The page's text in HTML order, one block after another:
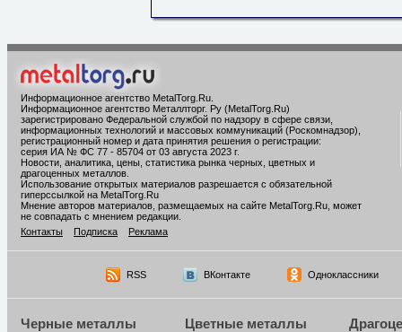
Информационное агентство MetalTorg.Ru
Информационное агентство Металлторг. Ру (MetalTorg.Ru)
зарегистрировано Федеральной службой по надзору в сфере связи,
информационных технологий и массовых коммуникаций (Роскомнадзор),
регистрационный номер и дата принятия решения о регистрации:
серия ИА № ФС 77 - 85704 от 03 августа 2023 г.
Новости, аналитика, цены, статистика рынка черных, цветных и
драгоценных металлов.
Использование открытых материалов разрешается с обязательной
гиперссылкой на MetalTorg.Ru
Мнение авторов материалов, размещаемых на сайте MetalTorg.Ru, может
не совпадать с мнением редакции.
Контакты
Подписка Реклама
RSS ВКонтакте Одноклассники
Черные металлы Цветные металлы